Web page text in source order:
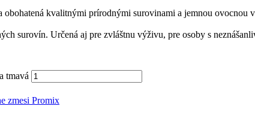
kvalitnými prírodnými surovinami a jemnou ovocnou
surovín. Určená aj pre zvláštnu výživu, pre osoby s
tmavá
zmesi Promix